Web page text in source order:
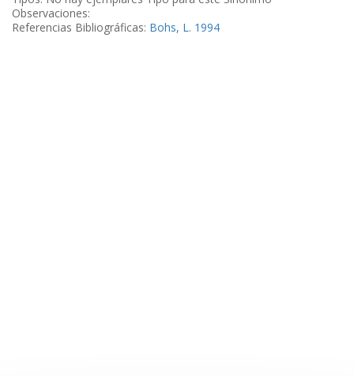
Observaciones:
Referencias Bibliográficas: Bohs, L. 1994